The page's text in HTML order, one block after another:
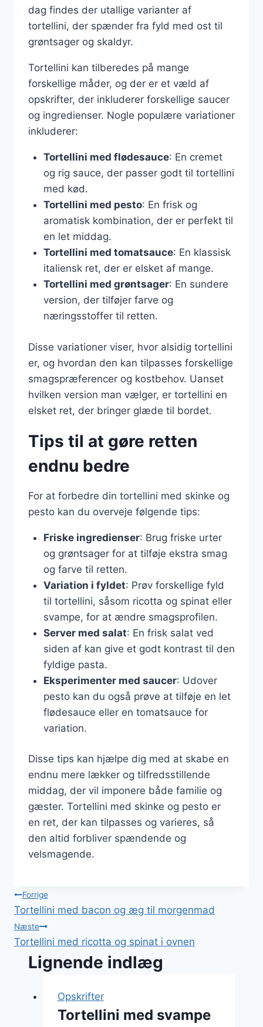
dag findes der utallige varianter af
tortellini, der spænder fra fyld med ost til
grøntsager og skaldyr.
Tortellini kan tilberedes på mange
forskellige måder, og der er et væld af
opskrifter, der inkluderer forskellige saucer
og ingredienser. Nogle populære variationer
inkluderer:
Tortellini med flødesauce: En cremet
og rig sauce, der passer godt til tortellini
med kød.
Tortellini med pesto: En frisk og
aromatisk kombination, der er perfekt til
en let middag.
Tortellini med tomatsauce: En klassisk
italiensk ret, der er elsket af mange.
Tortellini med grøntsager: En sundere
version, der tilføjer farve og
næringsstoffer til retten.
Disse variationer viser, hvor alsidig tortellini
er, og hvordan den kan tilpasses forskellige
smagspræferencer og kostbehov. Uanset
hvilken version man vælger, er tortellini en
elsket ret, der bringer glæde til bordet.
Tips til at gøre retten
endnu bedre
For at forbedre din tortellini med skinke og
pesto kan du overveje følgende tips:
Friske ingredienser: Brug friske urter
og grøntsager for at tilføje ekstra smag
og farve til retten.
Variation i fyldet: Prøv forskellige fyld
til tortellini, såsom ricotta og spinat eller
svampe, for at ændre smagsprofilen.
Server med salat: En frisk salat ved
siden af kan give et godt kontrast til den
fyldige pasta.
Eksperimenter med saucer: Udover
pesto kan du også prøve at tilføje en let
flødesauce eller en tomatsauce for
variation.
Disse tips kan hjælpe dig med at skabe en
endnu mere lækker og tilfredsstillende
middag, der vil imponere både familie og
gæster. Tortellini med skinke og pesto er
en ret, der kan tilpasses og varieres, så
den altid forbliver spændende og
velsmagende.
Indlægsnavigation
Forrige
Tortellini med bacon og æg til morgenmad
Næste
Tortellini med ricotta og spinat i ovnen
Lignende indlæg
Opskrifter
Tortellini med svampe